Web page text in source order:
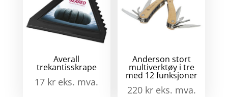
Averall
trekantisskrape
17 kr eks. mva.
Anderson stort
multiverktøy i tre
med 12 funksjoner
220 kr eks. mva.